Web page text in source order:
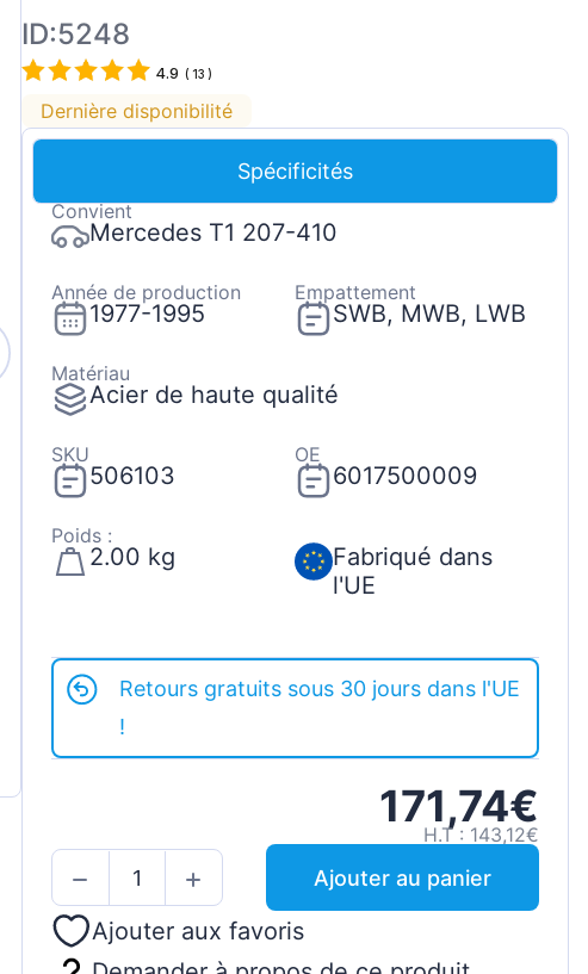
Português
Slovenian
Latvian
ID:5248
4.9 ( 13 )
Dernière disponibilité
Spécificités
Convient
Mercedes T1 207-410
Année de production
1977-1995
Empattement
SWB, MWB, LWB
Matériau
Acier de haute qualité
SKU
506103
OE
6017500009
Poids :
2.00 kg
Fabriqué dans
l'UE
Retours gratuits sous 30 jours dans l'UE
!
171,74€
H.T : 143,12€
Ajouter au panier
Ajouter aux favoris